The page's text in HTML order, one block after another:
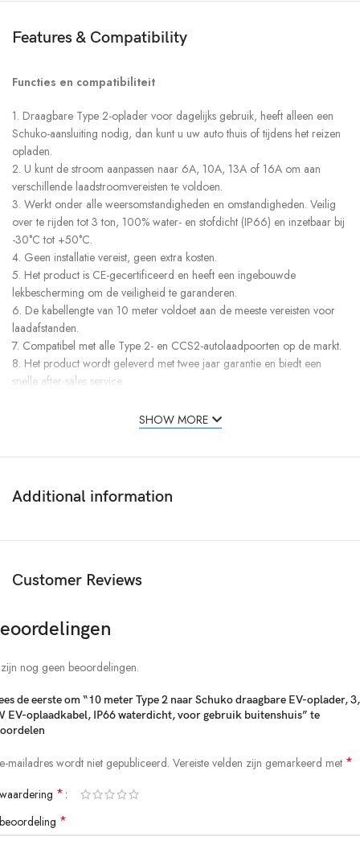
Features & Compatibility
Functies en compatibiliteit
1. Draagbare Type 2-oplader voor dagelijks gebruik, heeft alleen een
Schuko-aansluiting nodig, dan kunt u uw auto thuis of tijdens het reizen
opladen.
2. U kunt de stroom aanpassen naar 6A, 10A, 13A of 16A om aan
verschillende laadstroomvereisten te voldoen.
3. Werkt onder alle weersomstandigheden en omstandigheden. Veilig
over te rijden tot 3 ton, 100% water- en stofdicht (IP66) en inzetbaar bij
-30°C tot +50°C.
4. Geen installatie vereist, geen extra kosten.
5. Het product is CE-gecertificeerd en heeft een ingebouwde
lekbescherming om de veiligheid te garanderen.
6. De kabellengte van 10 meter voldoet aan de meeste vereisten voor
laadafstanden.
7. Compatibel met alle Type 2- en CCS2-autolaadpoorten op de markt.
8. Het product wordt geleverd met twee jaar garantie en biedt een
snelle after-sales service.
Laadstroom 6/10/13/16A instelbaar
Oppervlaktetype 2
IP-beschermingsklasse IP66
Materiaal behuizing: PC + ABS (vlamvertragend UL94-0)
Levensduur> 10000 keer
CE RoHS-certificering
Belangrijkste kenmerken Overspanningsbeveiliging,
PEN-foutbeveiliging. Bescherming tegen oververhitting
Paklijst
1 * Gebruikershandleiding
4*Schroeven
1 * doos
SHOW MORE
Additional information
Customer Reviews
nog geen beoordelingen.
de eerste om “10 meter Type 2 naar Schuko draagbare EV-oplader,
EV-oplaadkabel, IP66 waterdicht, voor gebruik buitenshuis” te
mailadres wordt niet gepubliceerd. Vereiste velden zijn gemarkeerd met *
*
*